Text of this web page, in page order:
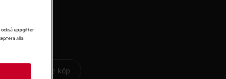
Att tänka på före köp
uppgifter
alla